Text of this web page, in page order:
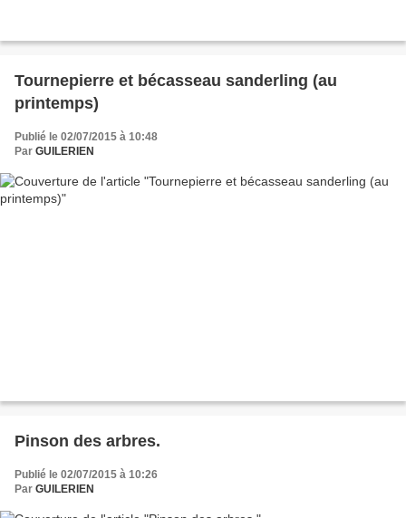
Tournepierre et bécasseau sanderling (au
printemps)
Publié le 02/07/2015 à 10:48
Par GUILERIEN
Pinson des arbres.
Publié le 02/07/2015 à 10:26
Par GUILERIEN